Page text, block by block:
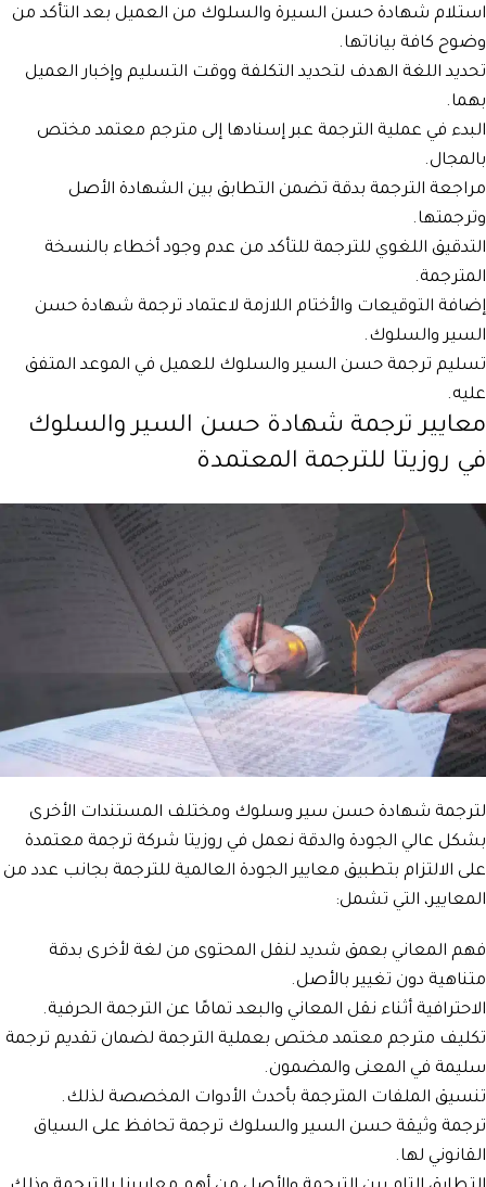
استلام شهادة حسن السيرة والسلوك من العميل بعد التأكد من
وضوح كافة بياناتها.
تحديد اللغة الهدف لتحديد التكلفة ووقت التسليم وإخبار العميل
بهما.
البدء في عملية الترجمة عبر إسنادها إلى مترجم معتمد مختص
بالمجال.
مراجعة الترجمة بدقة تضمن التطابق بين الشهادة الأصل
وترجمتها.
التدقيق اللغوي للترجمة للتأكد من عدم وجود أخطاء بالنسخة
المترجمة.
إضافة التوقيعات والأختام اللازمة لاعتماد ترجمة شهادة حسن
السير والسلوك.
تسليم ترجمة حسن السير والسلوك للعميل في الموعد المتفق
عليه.
معايير ترجمة شهادة حسن السير والسلوك
في روزيتا للترجمة المعتمدة
لترجمة شهادة حسن سير وسلوك ومختلف المستندات الأخرى
بشكل عالي الجودة والدقة نعمل في روزيتا شركة ترجمة معتمدة
على الالتزام بتطبيق معايير الجودة العالمية للترجمة بجانب عدد من
المعايير، التي تشمل:
فهم المعاني بعمق شديد لنقل المحتوى من لغة لأخرى بدقة
متناهية دون تغيير بالأصل.
الاحترافية أثناء نقل المعاني والبعد تمامًا عن الترجمة الحرفية.
تكليف مترجم معتمد مختص بعملية الترجمة لضمان تقديم ترجمة
سليمة في المعنى والمضمون.
تنسيق الملفات المترجمة بأحدث الأدوات المخصصة لذلك.
ترجمة وثيقة حسن السير والسلوك ترجمة تحافظ على السياق
القانوني لها.